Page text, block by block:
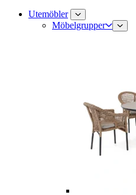
Utemöbler
Möbelgrupper